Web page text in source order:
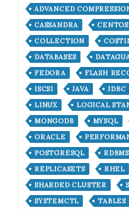
ADVANCED
CASSANDRA
CENTOS
COLLECTION
DATABASES
FEDORA
FLASH
ISCSI
JAVA JDBC
LINUX
LOGICAL
MONGODB
MYSQL
ORACLE
POSTGRESQL
RDBMS
REPLICASETS
RHEL
SHARDED CLUSTER
SYSTEMCTL
TABLES